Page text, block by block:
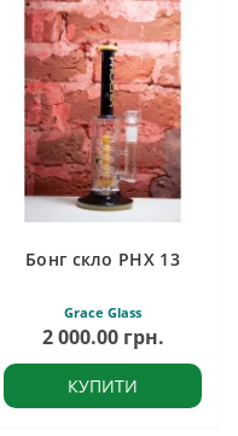
Бонг скло PHX 13
Grace Glass
2 000.00 грн.
КУПИТИ